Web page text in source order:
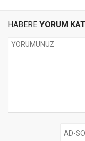
HABERE YORUM KAT